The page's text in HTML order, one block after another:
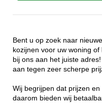
Bent u op zoek naar
kozijnen voor uw woning
bij ons aan het juiste
aan tegen zeer scherpe
Wij begrijpen dat prijzen
daarom bieden wij